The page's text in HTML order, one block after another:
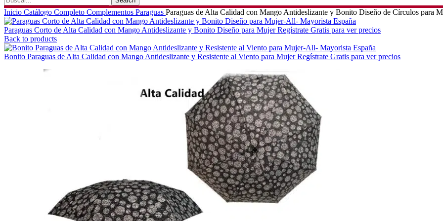
Inicio Catálogo Completo Complementos Paraguas Paraguas de Alta Calidad con Mango Antideslizante y Bonito Diseño de Círculos para
Paraguas Corto de Alta Calidad con Mango Antideslizante y Bonito Diseño para MujerRegístrate Gratis para ver precios
Back to products
Bonito Paraguas de Alta Calidad con Mango Antideslizante y Resistente al Viento para MujerRegístrate Gratis para ver precios